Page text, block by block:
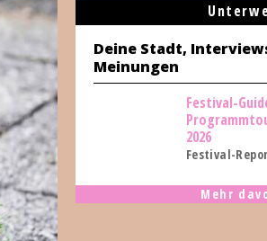
Deine Stadt,
Meinungen
Festival-
2026
Festival-
Mehr